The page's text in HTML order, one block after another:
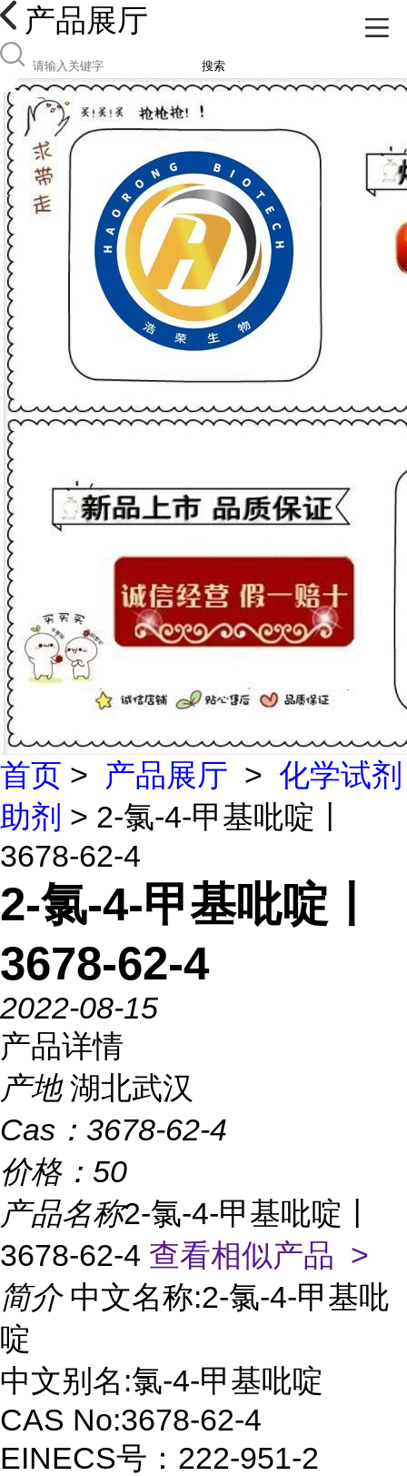
产品展厅
搜索
首页 > 产品展厅 > 化学试剂
助剂 > 2-氯-4-甲基吡啶丨
3678-62-4
2-氯-4-甲基吡啶丨
3678-62-4
2022-08-15
产品详情
产地 湖北武汉
Cas： 3678-62-4
价格： 50
产品名称2-氯-4-甲基吡啶丨
3678-62-4 查看相似产品 >
简介 中文名称:2-氯-4-甲基吡
啶
中文别名:氯-4-甲基吡啶
CAS No:3678-62-4
EINECS号：222-951-2